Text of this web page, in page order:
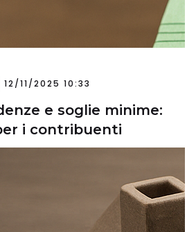
12/11/2025 10:33
e soglie minime:
i contribuenti